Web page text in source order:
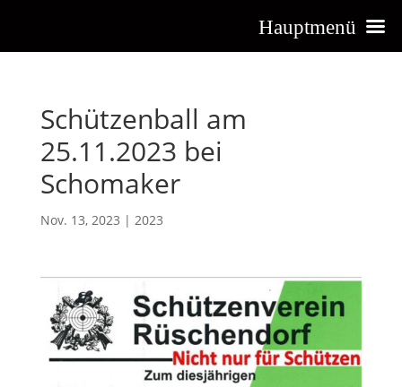
Schützenball am
25.11.2023 bei
Schomaker
Nov. 13, 2023 | 2023
Hauptmenü